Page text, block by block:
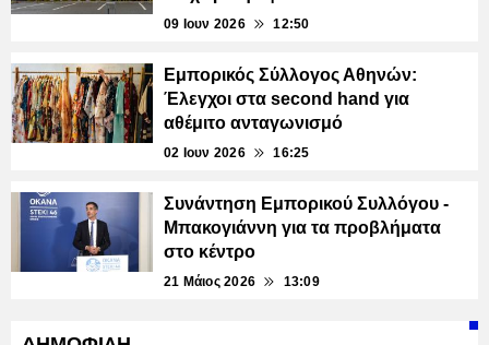
09 Ιουν 2026 12:50
Εμπορικός Σύλλογος Αθηνών:
Έλεγχοι στα second hand για
αθέμιτο ανταγωνισμό
02 Ιουν 2026 16:25
Συνάντηση Εμπορικού Συλλόγου -
Μπακογιάννη για τα προβλήματα
στο κέντρο
21 Μάιος 2026 13:09